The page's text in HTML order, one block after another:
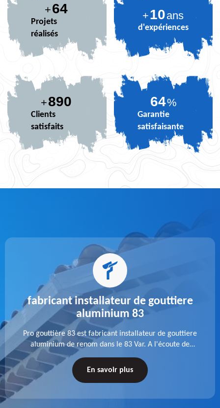
+79
Projets
réalisés
+10ans
d'expériences
+890
Clients
satisfaits
79%
Garantie
satisfaisante
fabricant installateur de gouttiere
aluminium 83
Pro gouttière 83 est fabricant installateur de gouttiere
aluminium de renom dans le 83 Var. A l'écoute de
chaque besoin, notre équipe veille à réaliser des
gouttières performantes, durables et à la hauteur de
En savoir plus